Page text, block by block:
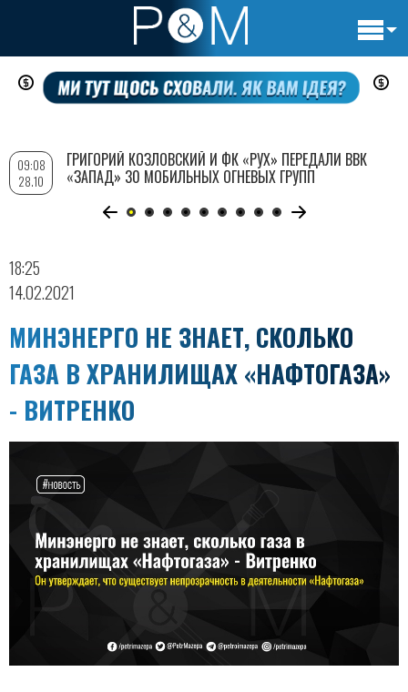
Перейти
содержанию
18:25
14.02.2021
МИНЭНЕРГО НЕ ЗНАЕТ, СКОЛЬКО
ГАЗА В ХРАНИЛИЩАХ «НАФТОГАЗА»
- ВИТРЕНКО
09:08
28.10
ГРИГОРИЙ КОЗЛОВСКИЙ И ФК «РУХ» ПЕРЕДАЛИ ВВК
«ЗАПАД» 30 МОБИЛЬНЫХ ОГНЕВЫХ ГРУПП